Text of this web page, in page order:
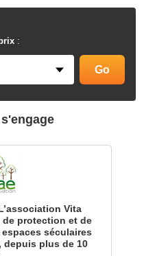
:
Vita
protection et de
séculaires
depuis plus de 10